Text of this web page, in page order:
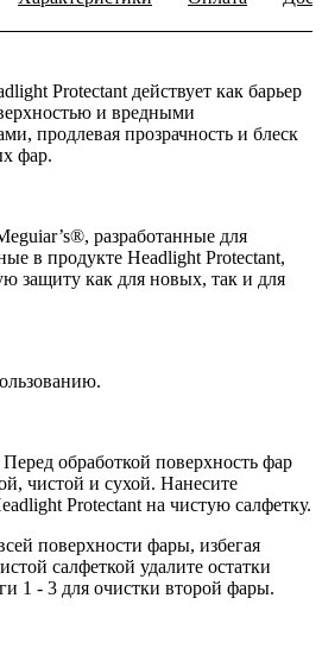
Protectant действует как барьер
и вредными
продлевая прозрачность и блеск
фар.
разработанные для
в продукте Headlight Protectant,
защиту как для новых, так и для
Перед обработкой поверхность фар
чистой и сухой. Нанесите
Protectant на чистую салфетку.
поверхности фары, избегая
салфеткой удалите остатки
1 - 3 для очистки второй фары.